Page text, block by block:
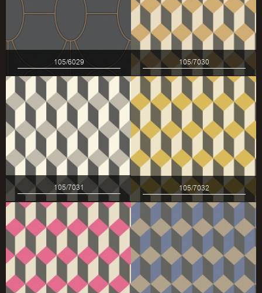
105/6029 105/7030
105/7031 105/7032